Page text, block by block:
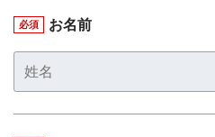
必須 お名前